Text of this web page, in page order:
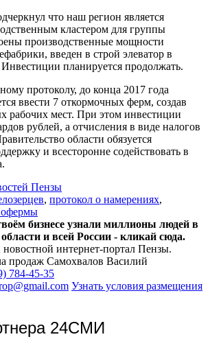
что наш регион является
кластером для группы
производственные мощности
введен в строй элеватор в
планируется продолжать.
протоколу, до конца 2017 года
ввести 7 откормочных ферм, создав
рабочих мест. При этом инвестиции
рублей, а отчисления в виде налогов
области обязуется
и всесторонне содействовать в
Пензы
, протокол о намерениях,
бизнесе узнали миллионы людей в
и всей России - кликай сюда.
интернет-портал Пензы.
продаж Самохвалов Василий
784-45-35
Узнать условия размещения
24СМИ